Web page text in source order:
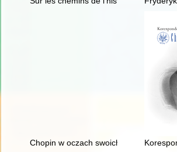
Chopin w oczach swoich uczniów